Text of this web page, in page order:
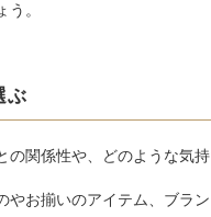
。
ぶ
の関係性や、どのような気
やお揃いのアイテム、ブラ